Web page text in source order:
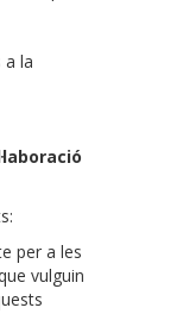
a la
per a les
vulguin